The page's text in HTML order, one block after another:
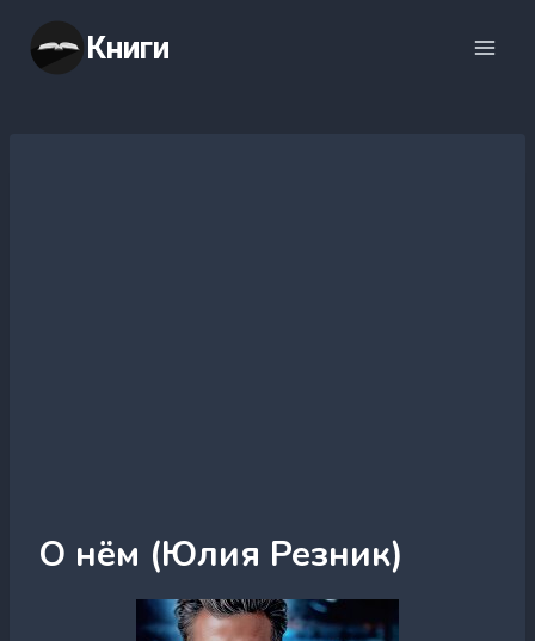
содержимому
Книги
О нём (Юлия Резник)